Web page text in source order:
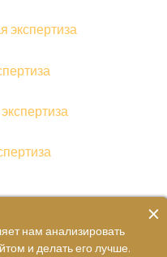
экспертиза
×
нам анализировать
и делать его лучше.